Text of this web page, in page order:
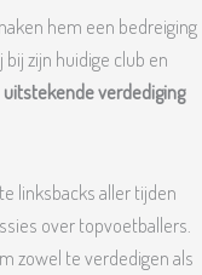
hem een bedreiging
zijn huidige club en
uitstekende verdediging
linksbacks aller tijden
over topvoetballers.
zowel te verdedigen als